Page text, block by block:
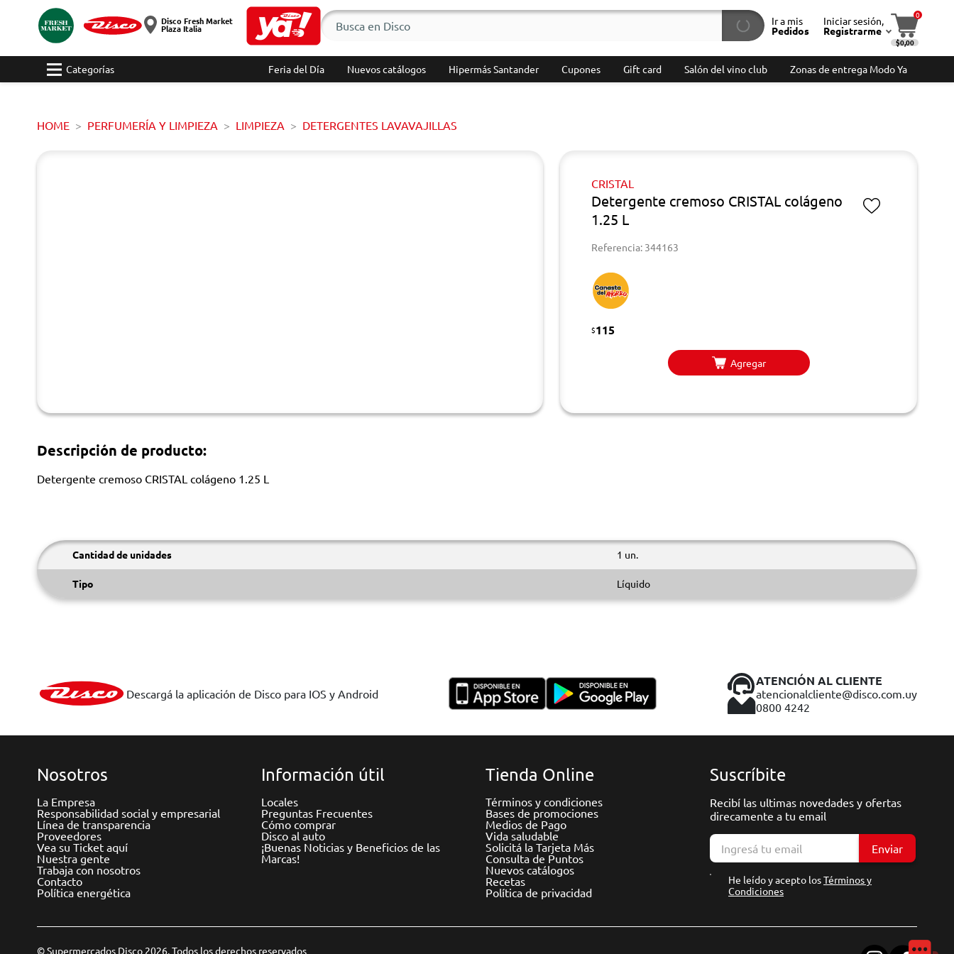
Disco Fresh Market
Plaza Italia
Ir a mis
Pedidos
Iniciar sesión,
Registrarme
0
$0,00
Categorías Feria del Día Nuevos catálogos Hipermás Santander Cupones Gift card Salón del vino club Zonas de entrega Modo Ya
HOME PERFUMERÍA Y LIMPIEZA LIMPIEZA DETERGENTES LAVAVAJILLAS
CRISTAL
Detergente cremoso CRISTAL colágeno
1.25 L
Referencia: 344163
$115
Agregar
Descripción de producto:
Detergente cremoso CRISTAL colágeno 1.25 L
Cantidad de unidades 1 un.
Tipo Líquido
Descargá la aplicación de Disco para IOS y Android
ATENCIÓN AL CLIENTE
atencionalcliente@disco.com.uy
0800 4242
Nosotros
La Empresa
Responsabilidad social y empresarial
Línea de transparencia
Proveedores
Vea su Ticket aquí
Nuestra gente
Trabaja con nosotros
Contacto
Política energética
Información útil
Locales
Preguntas Frecuentes
Cómo comprar
Disco al auto
¡Buenas Noticias y Beneficios de las
Marcas!
Tienda Online
Términos y condiciones
Bases de promociones
Medios de Pago
Vida saludable
Solicitá la Tarjeta Más
Consulta de Puntos
Nuevos catálogos
Recetas
Política de privacidad
Suscríbite
Recibí las ultimas novedades y ofertas
direcamente a tu email
Enviar
He leído y acepto losTérminos y
Condiciones
© Supermercados Disco 2026. Todos los derechos reservados